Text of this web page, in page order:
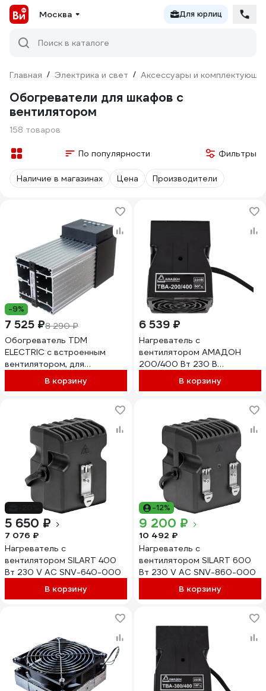
Москва Для юрлиц
Поиск в каталоге
Главная / Электрика и свет / Аксессуары и
Обогреватели для шкафов с
вентилятором
158 товаров
По популярности Фильтры
Наличие в магазинах Цена Производители
-9%
7 525 ₽8 290 ₽
Обогреватель TDM
ELECTRIC с встроенным
вентилятором, для
установки на DIN-рейку,
230В, 250Вт SQ 0832-0008
В корзину
6 539 ₽
Нагреватель с
вентилятором АМАДОН
200/400 Вт 230 В
ТВА-200/400В корзину
5 650 ₽
7 076 ₽
Нагреватель с
вентилятором SILART 400
Вт 230 V AC SNV-640-000
В корзину
-12%
9 200 ₽
10 492 ₽
Нагреватель с
вентилятором SILART 600
Вт 230 V AC SNV-860-000
В корзину